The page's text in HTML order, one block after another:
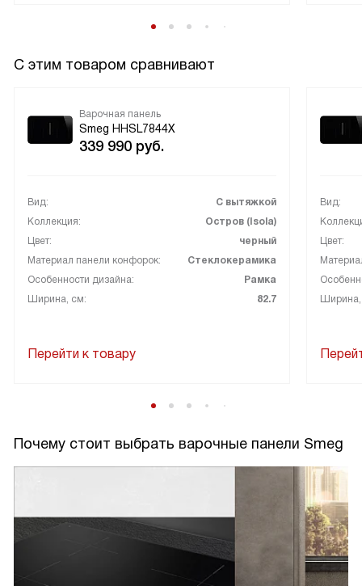
С этим товаром сравнивают
Варочная панель
Smeg HHSL7844X
339 990 руб.
Вид:
С вытяжкой
Коллекция:
Остров (Isola)
Цвет:
черный
Материал панели конфорок:
Стеклокерамика
Особенности дизайна:
Рамка
Ширина, см:
82.7
Перейти к товару
Вид:
Цвет:
Почему стоит выбрать варочные панели Smeg